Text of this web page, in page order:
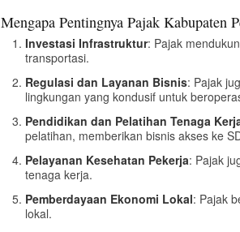
Mengapa Pentingnya Pajak Kabupaten
Investasi Infrastruktur: Pajak
transportasi.
Regulasi dan Layanan Bisnis: Pajak
lingkungan yang kondusif untuk
Pendidikan dan Pelatihan Tenaga
pelatihan, memberikan bisnis akses ke
Pelayanan Kesehatan Pekerja: Pajak
tenaga kerja.
Pemberdayaan Ekonomi Lokal: Pajak
lokal.